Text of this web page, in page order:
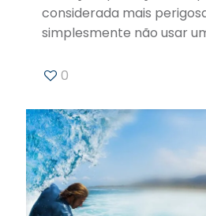
considerada mais
simplesmente não usar
0